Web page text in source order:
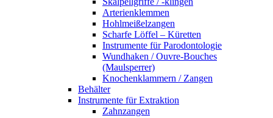
Arterienklemmen
Hohlmeißelzangen
Scharfe Löffel – Küretten
Instrumente für Parodontologie
Wundhaken / Ouvre-Bouches
(Maulsperrer)
Knochenklammern / Zangen
Behälter
Instrumente für Extraktion
Zahnzangen